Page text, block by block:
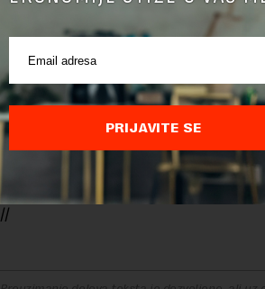
century bridge in
Built between 1281 and
13th century
— ArchitecturalRevival
//
PRIJAVITE SE